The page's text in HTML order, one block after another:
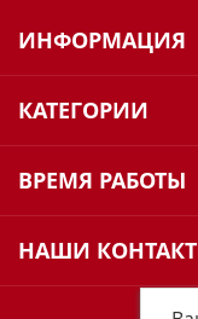
ИНФОРМАЦИЯ
КАТЕГОРИИ
ВРЕМЯ РАБОТЫ
НАШИ